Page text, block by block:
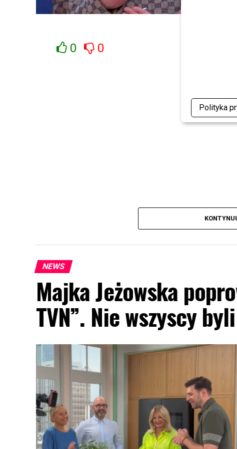
Polityka
0 0
NEWS
Majka Jeżowska
TVN”. Nie wszyscy